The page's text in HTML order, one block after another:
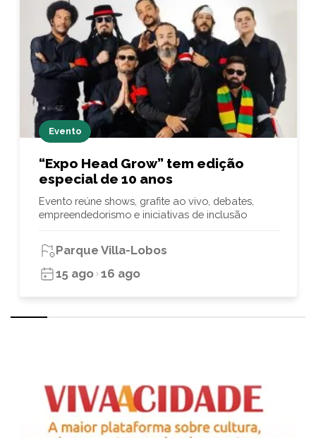
Evento
“Expo Head Grow” tem edição
especial de 10 anos
Evento reúne shows, grafite ao vivo, debates,
empreendedorismo e iniciativas de inclusão
Parque Villa-Lobos
15 ago 16 ago